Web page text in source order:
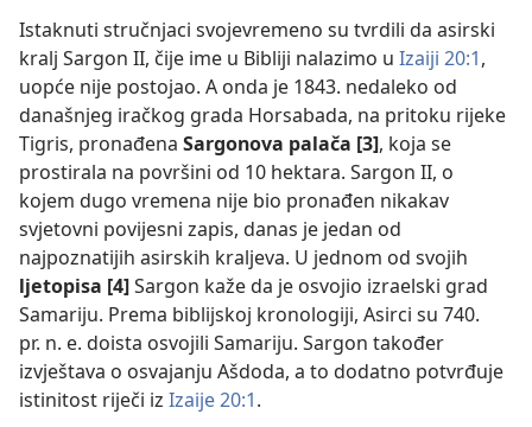
Istaknuti stručnjaci svojevremeno su tvrdili da asirski
kralj Sargon II, čije ime u Bibliji nalazimo u Izaiji 20:1,
uopće nije postojao. A onda je 1843. nedaleko od
današnjeg iračkog grada Horsabada, na pritoku rijeke
Tigris, pronađena Sargonova palača [3], koja se
prostirala na površini od 10 hektara. Sargon II, o
kojem dugo vremena nije bio pronađen nikakav
svjetovni povijesni zapis, danas je jedan od
najpoznatijih asirskih kraljeva. U jednom od svojih
ljetopisa [4]Sargon kaže da je osvojio izraelski grad
Samariju. Prema biblijskoj kronologiji, Asirci su 740.
pr. n. e. doista osvojili Samariju. Sargon također
izvještava o osvajanju Ašdoda, a to dodatno potvrđuje
istinitost riječi iz Izaije 20:1.